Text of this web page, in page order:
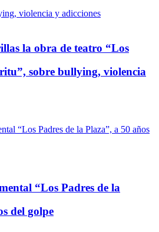
la obra de teatro “Los
sobre bullying, violencia
“Los Padres de la
del golpe